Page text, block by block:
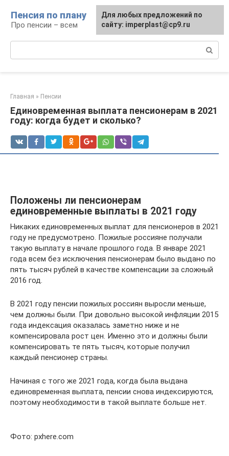
контенту
Пенсия по плану
Про пенсии – всем
Главная » Пенсии
Единовременная выплата пенсионерам в 2021
году: когда будет и сколько?
Положены ли пенсионерам
единовременные выплаты в 2021 году
Никаких единовременных выплат для пенсионеров в 2021
году не предусмотрено. Пожилые россияне получали
такую выплату в начале прошлого года. В январе 2021
года всем без исключения пенсионерам было выдано по
пять тысяч рублей в качестве компенсации за сложный
2016 год.
В 2021 году пенсии пожилых россиян выросли меньше,
чем должны были. При довольно высокой инфляции 2015
года индексация оказалась заметно ниже и не
компенсировала рост цен. Именно это и должны были
компенсировать те пять тысяч, которые получил
каждый пенсионер страны.
Начиная с того же 2021 года, когда была выдана
единовременная выплата, пенсии снова индексируются,
поэтому необходимости в такой выплате больше нет.
Фото: pxhere.com
Для любых предложений по
сайту: imperplast@cp9.ru